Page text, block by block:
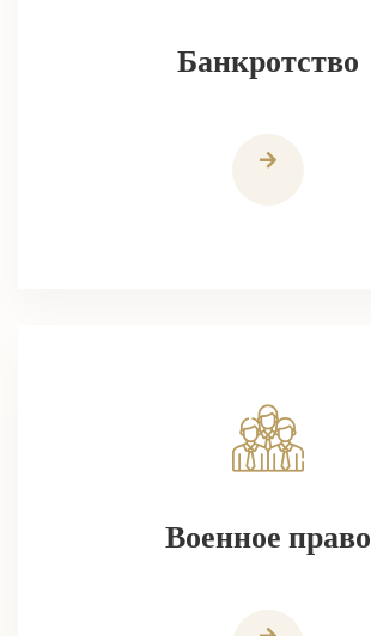
Банкротство
Военное право